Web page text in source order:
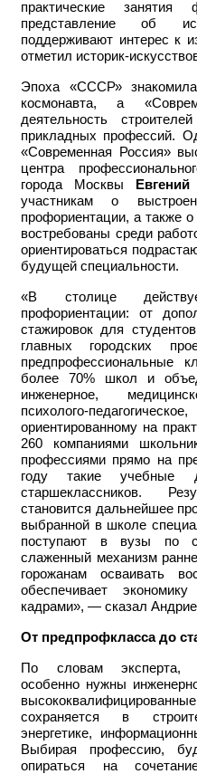
практические
представление об
поддерживают интерес к
отметил историк-
Эпоха «СССР»
космонавта, а
деятельность
прикладных профессий.
«Современная Россия»
центра
города Москвы
участникам о
профориентации, а также
востребованы среди
ориентироваться
будущей специальности.
«В столице
профориентации: от
стажировок для
главных городских
предпрофессиональные
более 70% школ и
инженерное,
психолого-
ориентированному на
260 компаниями
профессиями прямо на
году такие учебные
старшеклассников.
становится дальнейшее
выбранной в школе
поступают в вузы по
слаженный механизм
горожанам осваивать
обеспечивает
кадрами», — сказал
От предпрофкласса до
По словам эксперта,
особенно нужны
сохраняется в
энергетике,
Выбирая профессию,
опираться на